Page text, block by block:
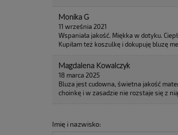
Monika G
11 września 2021
Wspaniała jakość. Miękka w dotyku.
Kupiłam też koszulkę i dokupuję bluzę
Magdalena Kowalczyk
18 marca 2025
Bluza jest cudowna, świetna jakość
choinkę i w zasadzie nie rozstaje się z
Imię i nazwisko: